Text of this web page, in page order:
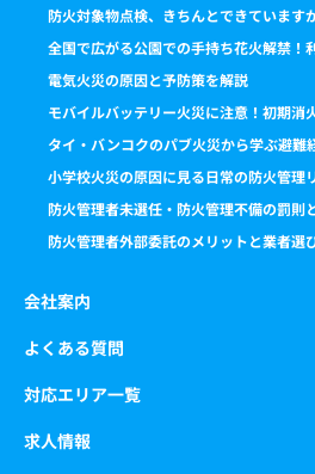
防火対象物点検、きちんとできています
全国で広がる公園での手持ち花火解禁！
電気火災の原因と予防策を解説
モバイルバッテリー火災に注意！初期消
タイ・バンコクのパブ火災から学ぶ避難
小学校火災の原因に見る日常の防火管理
防火管理者未選任・防火管理不備の罰則
防火管理者外部委託のメリットと業者選
会社案内
よくある質問
対応エリア一覧
求人情報